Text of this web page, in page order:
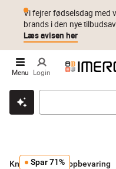
Klik & hent Byt i 1 år
Vi fejrer fødselsdag med
brands i den nye
Læs avisen her
Menu Login
Knivsæt og knivopbevaring
Spar 71%